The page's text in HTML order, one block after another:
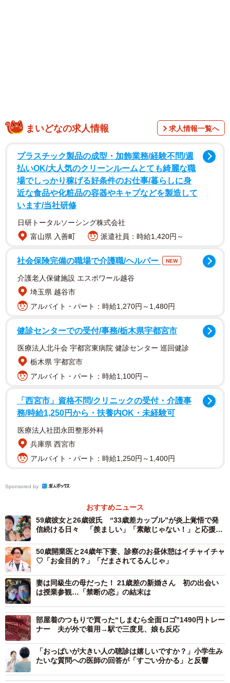
ーネットで実施。恋愛タイプについて、回答者の自己評価
恋愛における「好きになるタイミング」について（提供画像）
い」と回答した人が最も多かった都道府県は、男性は滋賀
県・徳島県（同率50.0%）、女性では三重県・滋賀県・長
崎県（同率40.0%）でした。男性で山梨県・高知県（いず
れも46.0%）、香川県・大分県（いずれも44.0%）、女性で
は徳島県・愛媛県（いずれも36.0%）が上位を占めまし
た。
「じっくり見極めることが多い」と回答した人が最も多か
った都道府県は、男性は鳥取県（42.0%）で、続いて岡山
県（38.0%）、岐阜県・愛媛県・佐賀県・鹿児島県・沖縄
県（いずれも50.0%）でした。
「告白」について聞いたところ、「自分からするほう」と
回答した人が最も多かった都道府県は、男性は滋賀県
（46.0%）。続いて三重県、兵庫県（いずれも44.0%）でし
た。女性は徳島県（28.0%）が最多で、続いて秋田県、京
都府（いずれも26.0%）でした。
「待つほう」と回答した人が最も多かった都道府県は、男
性は岩手県、奈良県、徳島県（38.0%）。続いて富山県
（36.0%）、青森県、和歌山県、島根県、岡山県（いずれ
も34.0％）でした。女性は長崎県（70.0%）。続いて島根
県、山口県（いずれも68.0%）、高知県（66.0％）、長野県
まいどなの求人情報 求人情報一覧へ
プラスチック製品の成型・加飾業務/経験不問/週
払いOK/大人気のクリーンルームとても綺麗な職
場でしっかり稼げる好条件のお仕事/暮らしに身
近な食品や化粧品の容器やキャプなどを製造して
います/当社研修
日研トータルソーシング株式会社
富山県 入善町
派遣社員：時給1,420円～
社会保険完備の職場で介護職/ヘルパー NEW
介護老人保健施設 エスポワール越谷
埼玉県 越谷市
アルバイト・パート：時給1,270円～1,480円
健診センターでの受付/事務/栃木県宇都宮市
医療法人北斗会 宇都宮東病院 健診センター 巡回健診
栃木県 宇都宮市
アルバイト・パート：時給1,100円～
「西宮市」資格不問/クリニックの受付・介護事
務/時給1,250円から・扶養内OK・未経験可
医療法人社団永田整形外科
兵庫県 西宮市
アルバイト・パート：時給1,250円～1,400円
Sponsored by
おすすめニュース
59歳彼女と26歳彼氏 “33歳差カップル”が炎上覚悟で発
信続ける日々 「羨ましい」「素敵じゃない！」と応援の
50歳開業医と24歳年下妻、診察のお昼休憩はイチャイチャ
♡「お金目的？」「だまされてるんじゃ」
妻は同級生の母だった！ 21歳差の新婚さん 初の出会い
は授業参観…「禁断の恋」の結末は
部屋着のつもりで買った“しまむら全面ロゴ”1490円トレー
ナー 夫が外で着用→駅で三度見、娘も反応
「おっぱいが大きい人の聴診は嬉しいですか？」小学生み
たいな質問への医師の回答が「すごい分かる」と反響